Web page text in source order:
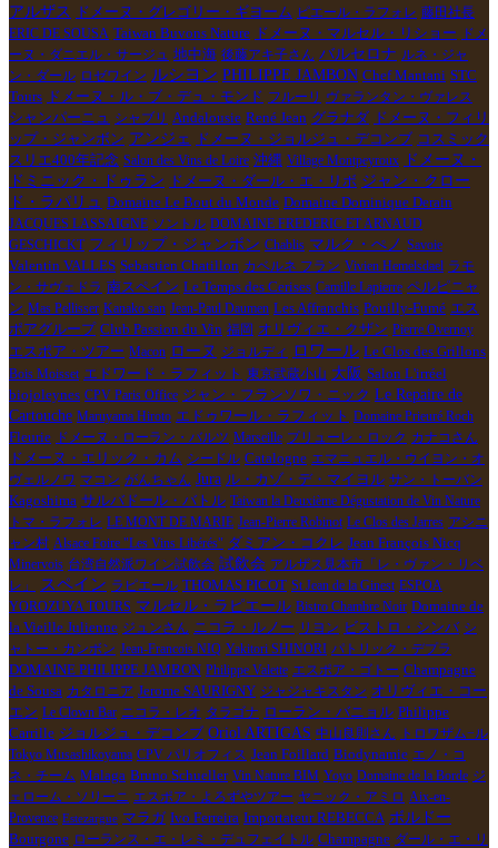
アルザス ドメーヌ・グレゴリー・ギヨーム ピエール・ラフォレ 藤田社長
ERIC DE SOUSA Taiwan Buvons Nature ドメーヌ・マルセル・リショー
ドメ
ーヌ・ダニエル・サージュ 地中海 後藤アキ子さん バルセロナ ルネ・ジャ
ン・ダール ロゼワイン ルシヨン PHILIPPE JAMBON Chef Mantani STC
Tours ドメーヌ・ル・ブ・デュ・モンド フルーリ ヴァランタン・ヴァレス
シャンパーニュ シャブリ Andalousie René Jean グラナダ ドメーヌ・フィリ
ップ・ジャンボン アンジェ ドメーヌ・ジョルジュ・デコンブ コスミック
スリエ400年記念 Salon des Vins de Loire 沖縄 Village Montpeyroux
ドメーヌ・
ドミニック・ドゥラン
ドメーヌ・ダール・エ・リボ ジャン・クロー
ド・ラパリュ Domaine Le Bout du Monde Domaine Dominique Derain
JACQUES LASSAIGNE ソントル DOMAINE FREDERIC ET ARNAUD
GESCHICKT フィリップ・ジャンボン Chablis マルク・ぺノ Savoie
Valentin VALLES Sebastien Chatillon カベルネ フラン Vivien Hemelsdael ラモ
ン・サヴェドラ 南スペイン Le Temps des Cerises Camille Lapierre ペルピニャ
ン Mas Pellisser Kanako san Jean-Paul Daumen Les Affranchis Pouilly-Fumé エス
ポアグループ Club Passion du Vin 福岡 オリヴィエ・クザン Pierre Overnoy
エスポア・ツアー Macon ローヌ ジョルディ ロワール Le Clos des Grillons
Bois Moisset エドワード・ラフィット 東京武蔵小山 大阪 Salon L'irréel
biojoleynes CPV Paris Office ジャン・フランソワ・ニック Le Repaire de
Cartouche Maruyama Hiroto エドゥワール・ラフィット Domaine Prieuré Roch
Fleurie ドメーヌ・ローラン・バルツ Marseille プリューレ・ロック カナコさん
ドメーヌ・エリック・カム シードル Catalogne エマニュエル・ウイヨン・オ
ヴェルノワ マコン がんちゃん Jura ル・カゾ・デ・マイヨル サン・トーバン
Kagoshima サルバドール・バトル Taiwan la Deuxième Dégustation de Vin Nature
トマ・ラフォレ LE MONT DE MARIE Jean-Pierre Robinot Le Clos des Jarres アシニ
ャン村 Alsace Foire "Les Vins Libérés" ダミアン・コクレ Jean François Nicq
Minervois 台湾自然派ワイン試飲会 試飲会 アルザス見本市「レ・ヴァン・リベ
レ」
スペイン ラピエール THOMAS PICOT St Jean de la Ginest ESPOA
YOROZUYA TOURS マルセル・ラピエール Bistro Chambre Noir Domaine de
la Vieille Julienne ジュンさん ニコラ・ルノー リヨン ビストロ・シンバ シ
ャトー・カンボン Jean-Francois NIQ Yakitori SHINORI パトリック・デプラ
DOMAINE PHILIPPE JAMBON Philippe Valette エスポア・ゴトー Champagne
de Sousa カタロニア Jerome SAURIGNY ジャジャキスタン オリヴィエ・コー
エン Le Clown Bar ニコラ・レオ タラゴナ ローラン・バニョル Philippe
Carrille ジョルジュ・デコンブ Oriol ARTIGAS 中山良則さん
トロワザム−ル
Tokyo Musashikoyama CPV パリオフィス Jean Foillard Biodynamie エノ・コ
ネ・チーム Malaga Bruno Schueller Vin Nature BIM Yoyo Domaine de la Borde ジ
ェローム・ソリーニ エスポア・よろずやツアー ヤニック・アミロ Aix-en-
Provence Estezargue マラガ Ivo Ferreira Importateur REBECCA ボルドー
Bourgone ローランス・エ・レミ・デュフェイトル Champagne ダール・エ・リ